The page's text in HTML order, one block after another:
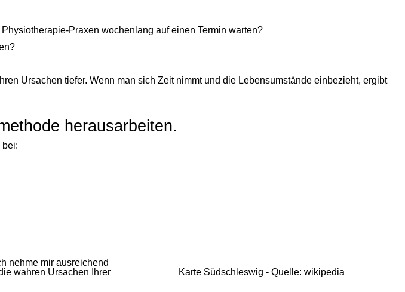
Praxen wochenlang auf einen Termin warten?
Ursachen tiefer. Wenn man sich Zeit nimmt und die Lebensumstände einbezieht, ergibt
herausarbeiten.
bei:
nehme mir ausreichend
wahren Ursachen Ihrer
Karte Südschleswig - Quelle: wikipedia